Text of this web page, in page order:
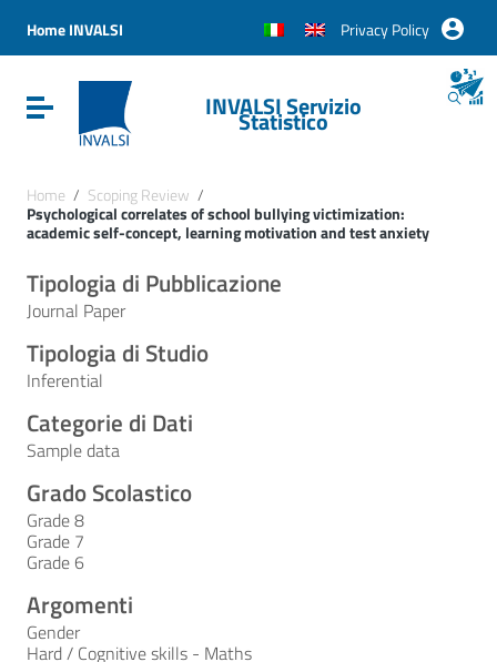
Vai al menu di navigazione
Vai al footer
Home INVALSI Privacy Policy
Attiva / disattiva la navigazioneINVALSI Servizio
Statistico
Home / Scoping Review /
Psychological correlates of school bullying victimization:
academic self-concept, learning motivation and test anxiety
Tipologia di Pubblicazione
Journal Paper
Tipologia di Studio
Inferential
Categorie di Dati
Sample data
Grado Scolastico
Grade 8
Grade 7
Grade 6
Argomenti
Gender
Hard / Cognitive skills - Maths